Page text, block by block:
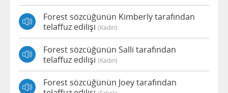
Forest sözcüğünün Kimberly tarafından
telaffuz edilişi (kadın)
Forest sözcüğünün Salli tarafından
telaffuz edilişi (kadın)
Forest sözcüğünün Joey tarafından